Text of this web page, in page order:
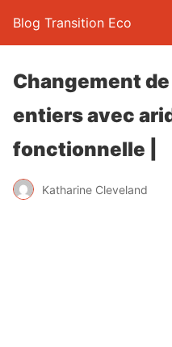
Blog Transition Eco
Changement
entiers avec
fonctionnelle |
Katharine Cleveland